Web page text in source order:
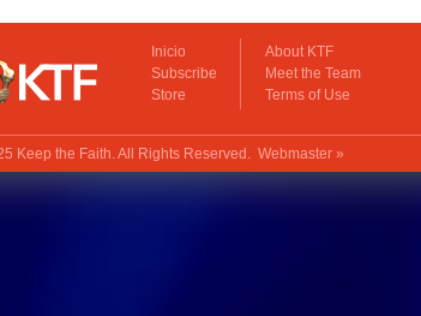
Inicio
Subscribe
Store
About KTF
Meet the Team
Terms of Use
Keep the Faith. All Rights Reserved. Webmaster »